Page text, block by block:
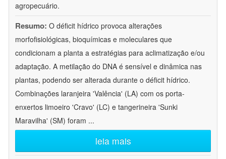
agropecuário.
Resumo: O déficit hídrico provoca alterações
morfofisiológicas, bioquímicas e moleculares que
condicionam a planta a estratégias para aclimatização e/ou
adaptação. A metilação do DNA é sensível e dinâmica nas
plantas, podendo ser alterada durante o déficit hídrico.
Combinações laranjeira 'Valência' (LA) com os porta-
enxertos limoeiro 'Cravo' (LC) e tangerineira 'Sunki
Maravilha' (SM) foram ...
leia mais